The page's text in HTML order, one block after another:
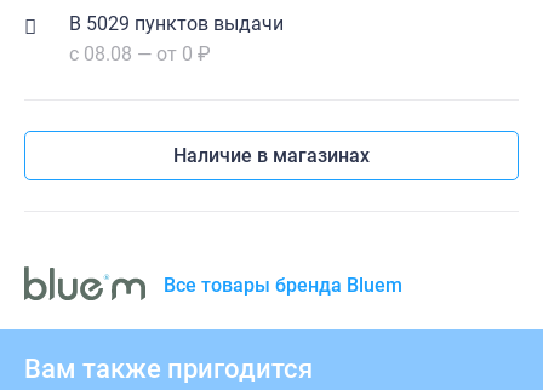
В 5029 пунктов выдачи
с 08.08 — от 0 ₽
Наличие в магазинах
Все товары бренда Bluem
Вам также пригодится